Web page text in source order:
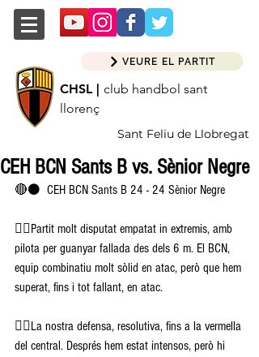
CHSL | club handbol sant
llorenç
Sant Feliu de Llobregat
VEURE EL PARTIT
CEH BCN Sants B vs. Sènior Negre
🔴⚫️  CEH BCN Sants B 24 - 24 Sènior Negre
👉🏽Partit molt disputat empatat in extremis, amb
pilota per guanyar fallada des dels 6 m. El BCN,
equip combinatiu molt sòlid en atac, però que hem
superat, fins i tot fallant, en atac.
👉🏽La nostra defensa, resolutiva, fins a la vermella
del central. Després hem estat intensos, però hi